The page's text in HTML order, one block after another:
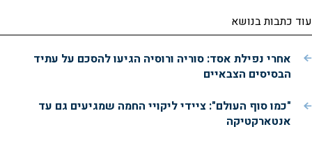
עוד כתבות בנושא
אחרי נפילת אסד: סוריה ורוסיה הגיעו להסכם על עתיד
הבסיסים הצבאיים
"כמו סוף העולם": ציידי ליקויי החמה שמגיעים גם עד
אנטארקטיקה